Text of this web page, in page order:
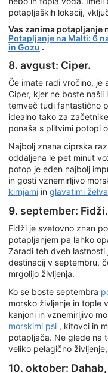
potapljaških lokacij,
Vas zanima potapljanje
Potapljanje na Malti: 6
in Gozu .
8. avgust: Ciper.
Če imate radi vročino, je
Ciper, kjer ne boste
temveč tudi fantastično
idealno tako za
ponaša s plitvimi potopi
Najbolj znana ciprska
oddaljena le pet minut
potop je eden najbolj
in gosti vznemirljivo
kirnjami in glavatimi
9. september: Fidži.
Fidži je svetovno znan
potapljanjem pa lahko
Zaradi teh dveh lastnosti
destinacij v septembru,
mrgolijo življenja.
Ko se boste septembra
morsko življenje in tople
kanjoni in vznemirljivo
morskimi psi , kitovci in
potapljača. Ne glede na
veliko pelagično
10. oktober: